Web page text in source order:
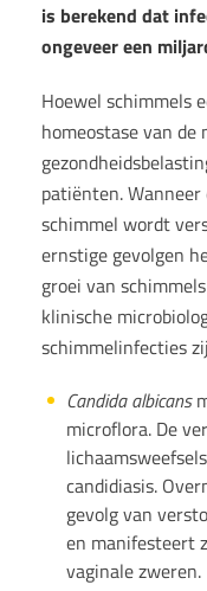
is berekend dat
ongeveer een
Hoewel schimmels
homeostase van de
patiënten.
schimmel wordt
ernstige gevolgen
groei van
klinische
schimmelinfecties
Candida albicans
microflora. De
candidiasis.
gevolg van
en manifesteert
vaginale zweren.